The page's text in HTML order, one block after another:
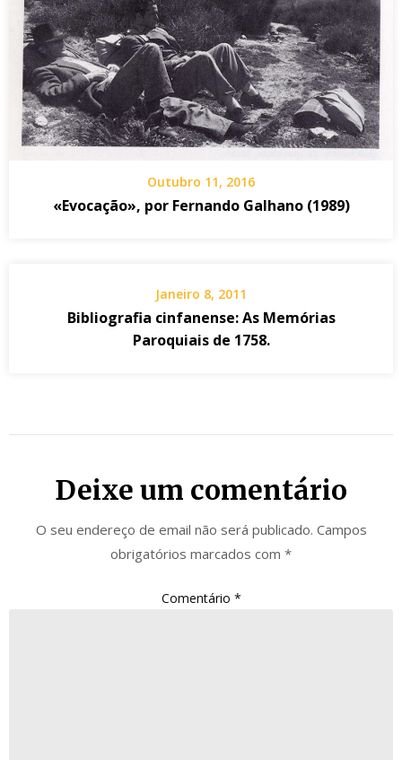
Outubro 11, 2016
«Evocação», por Fernando Galhano (1989)
Janeiro 8, 2011
Bibliografia cinfanense: As Memórias
Paroquiais de 1758.
Deixe um comentário
O seu endereço de email não será publicado. Campos
obrigatórios marcados com *
Comentário *